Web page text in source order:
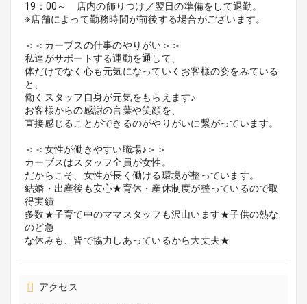
19：00～ 店内の飾りつけ／翌日の準備をして退勤。
※店舗によって勤務時間が前後する場合がございます。
＜＜カーブスの仕事のやりがい＞＞
私達がサポートする運動を通して、
体だけでなく心も元気になっていくお客様の姿をみている
と、
働くスタッフ自身が元気をもらえます♪
お客様からの感謝の言葉や笑顔を、
直接感じることができるのがやりがいに繋がっています。
＜＜女性が働きやすい職場♪＞＞
カーブスはスタッフ全員が女性。
だからこそ、女性が長く働ける環境が整っています。
結婚・出産後も安心★育休・産休制度が整っているので取
得実績
多数★子育て中のママスタッフも沢山います★子供の熱な
のど急
な休みも、皆で協力しあっているから大丈夫★
アクセス